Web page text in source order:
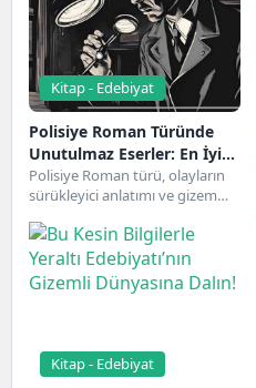
Kitap - Edebiyat
Polisiye Roman Türünde
Unutulmaz Eserler: En İyi
Öneriler
Polisiye Roman türü, olayların
sürükleyici anlatımı ve gizem
altına almayı başaran...
Kitap - Edebiyat